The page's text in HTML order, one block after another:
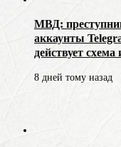
МВД:
аккаунты
действует
8 дней тому назад